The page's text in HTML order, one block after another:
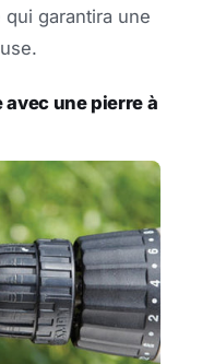
garantira une
une pierre à